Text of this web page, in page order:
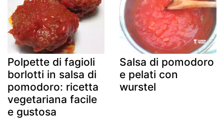
Polpette di fagioli
borlotti in salsa di
pomodoro: ricetta
vegetariana facile
e gustosa
Salsa di pomodoro
e pelati con
wurstel